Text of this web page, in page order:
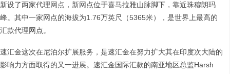
新设了两家代理网点，新网点位于喜马拉雅山脉脚下，靠近珠穆朗玛
峰。其中一家网点的海拔为1.76万英尺（5365米），是世界上最高的
汇款代理网点。
速汇金这次在尼泊尔扩展服务，是速汇金在努力扩大其在印度次大陆的
影响力方面取得的又一进展。速汇金国际汇款的南亚地区总监Harsh